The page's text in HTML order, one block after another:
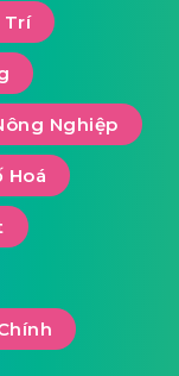
Trí
Nghiệp
Hoá